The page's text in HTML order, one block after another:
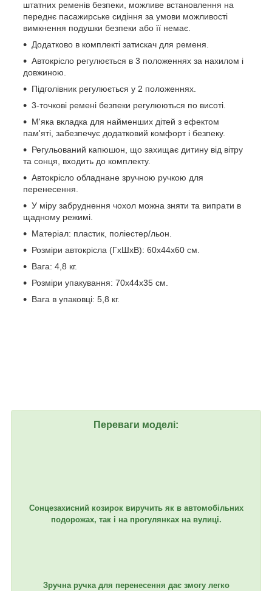
штатних ременів безпеки, можливе встановлення на
переднє пасажирське сидіння за умови можливості
вимкнення подушки безпеки або її немає.
Додатково в комплекті затискач для ременя.
Автокрісло регулюється в 3 положеннях за нахилом і
довжиною.
Підголівник регулюється у 2 положеннях.
3-точкові ремені безпеки регулюються по висоті.
М'яка вкладка для найменших дітей з ефектом
пам'яті, забезпечує додатковий комфорт і безпеку.
Регульований капюшон, що захищає дитину від вітру
та сонця, входить до комплекту.
Автокрісло обладнане зручною ручкою для
перенесення.
У міру забруднення чохол можна зняти та випрати в
щадному режимі.
Матеріал: пластик, поліестер/льон.
Розміри автокрісла (ГхШхВ): 60x44x60 см.
Вага: 4,8 кг.
Розміри упакування: 70x44x35 см.
Вага в упаковці: 5,8 кг.
Переваги моделі:
Сонцезахисний козирок виручить як в автомобільних
подорожах, так і на прогулянках на вулиці.
Зручна ручка для перенесення дає змогу легко